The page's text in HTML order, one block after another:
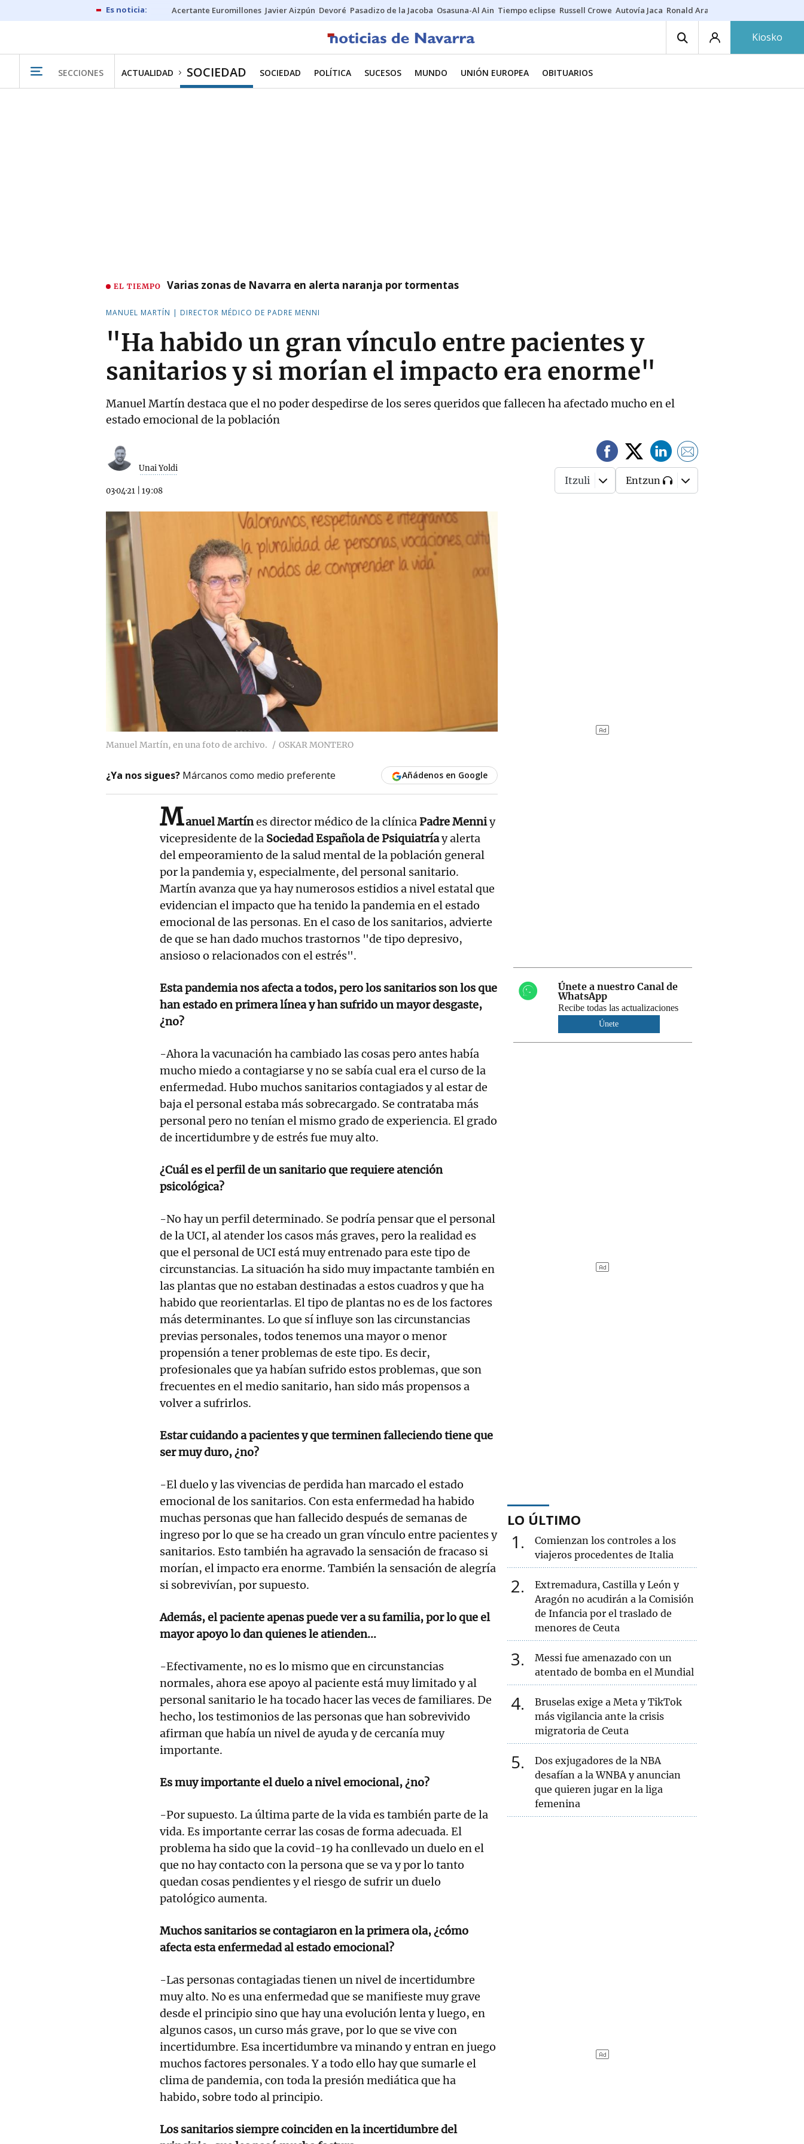
Acertante Euromillones Javier Aizpún Devoré Pasadizo de la Jacoba Osasuna-Al Ain Tiempo eclipse Russell Crowe Autovía Jaca Ronald Araújo
Kiosko
SECCIONES ACTUALIDAD SOCIEDAD SOCIEDAD POLÍTICA SUCESOS MUNDO UNIÓN EUROPEA OBITUARIOS
EL TIEMPO Varias zonas de Navarra en alerta naranja por tormentas
MANUEL MARTÍN | DIRECTOR MÉDICO DE PADRE MENNI
"Ha habido un gran vínculo entre pacientes y
sanitarios y si morían el impacto era enorme"
Manuel Martín destaca que el no poder despedirse de los seres queridos que fallecen ha afectado mucho en el
estado emocional de la población
Unai Yoldi
03·04·21 19:08
Itzuli Entzun
Manuel Martín, en una foto de archivo. OSKAR MONTERO
¿Ya nos sigues? Márcanos como medio preferente Añádenos en Google
Manuel Martínes director médico de la clínicaPadre Menniy
vicepresidente de la Sociedad Española de Psiquiatríay alerta
del empeoramiento de la salud mental de la población general
por la pandemia y, especialmente, del personal sanitario.
Martín avanza que ya hay numerosos estidios a nivel estatal que
evidencian el impacto que ha tenido la pandemia en el estado
emocional de las personas. En el caso de los sanitarios, advierte
de que se han dado muchos trastornos "de tipo depresivo,
ansioso o relacionados con el estrés".
Esta pandemia nos afecta a todos, pero los sanitarios son los que
han estado en primera línea y han sufrido un mayor desgaste,
¿no?
-Ahora la vacunación ha cambiado las cosas pero antes había
mucho miedo a contagiarse y no se sabía cual era el curso de la
enfermedad. Hubo muchos sanitarios contagiados y al estar de
baja el personal estaba más sobrecargado. Se contrataba más
personal pero no tenían el mismo grado de experiencia. El grado
de incertidumbre y de estrés fue muy alto.
¿Cuál es el perfil de un sanitario que requiere atención
psicológica?
-No hay un perfil determinado. Se podría pensar que el personal
de la UCI, al atender los casos más graves, pero la realidad es
que el personal de UCI está muy entrenado para este tipo de
circunstancias. La situación ha sido muy impactante también en
las plantas que no estaban destinadas a estos cuadros y que ha
habido que reorientarlas. El tipo de plantas no es de los factores
más determinantes. Lo que sí influye son las circunstancias
previas personales, todos tenemos una mayor o menor
propensión a tener problemas de este tipo. Es decir,
profesionales que ya habían sufrido estos problemas, que son
frecuentes en el medio sanitario, han sido más propensos a
volver a sufrirlos.
Estar cuidando a pacientes y que terminen falleciendo tiene que
ser muy duro, ¿no?
-El duelo y las vivencias de perdida han marcado el estado
emocional de los sanitarios. Con esta enfermedad ha habido
muchas personas que han fallecido después de semanas de
ingreso por lo que se ha creado un gran vínculo entre pacientes y
sanitarios. Esto también ha agravado la sensación de fracaso si
morían, el impacto era enorme. También la sensación de alegría
si sobrevivían, por supuesto.
Además, el paciente apenas puede ver a su familia, por lo que el
mayor apoyo lo dan quienes le atienden...
-Efectivamente, no es lo mismo que en circunstancias
normales, ahora ese apoyo al paciente está muy limitado y al
personal sanitario le ha tocado hacer las veces de familiares. De
hecho, los testimonios de las personas que han sobrevivido
afirman que había un nivel de ayuda y de cercanía muy
importante.
Es muy importante el duelo a nivel emocional, ¿no?
-Por supuesto. La última parte de la vida es también parte de la
vida. Es importante cerrar las cosas de forma adecuada. El
problema ha sido que la covid-19 ha conllevado un duelo en el
que no hay contacto con la persona que se va y por lo tanto
quedan cosas pendientes y el riesgo de sufrir un duelo
patológico aumenta.
Muchos sanitarios se contagiaron en la primera ola, ¿cómo
afecta esta enfermedad al estado emocional?
-Las personas contagiadas tienen un nivel de incertidumbre
muy alto. No es una enfermedad que se manifieste muy grave
desde el principio sino que hay una evolución lenta y luego, en
algunos casos, un curso más grave, por lo que se vive con
incertidumbre. Esa incertidumbre va minando y entran en juego
muchos factores personales. Y a todo ello hay que sumarle el
clima de pandemia, con toda la presión mediática que ha
habido, sobre todo al principio.
Los sanitarios siempre coinciden en la incertidumbre del
Únete a nuestro Canal de
WhatsApp
Recibe todas las actualizaciones
Únete
LO ÚLTIMO
1
Comienzan los controles a los
viajeros procedentes de Italia
2
Extremadura, Castilla y León y
Aragón no acudirán a la Comisión
de Infancia por el traslado de
menores de Ceuta
3
Messi fue amenazado con un
atentado de bomba en el Mundial
4
Bruselas exige a Meta y TikTok
más vigilancia ante la crisis
migratoria de Ceuta
5
Dos exjugadores de la NBA
desafían a la WNBA y anuncian
que quieren jugar en la liga
femenina